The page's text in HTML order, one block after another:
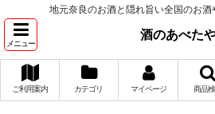
地元奈良のお酒と隠れ旨い全国のお酒
メニュー
酒のあべた
ご利用案内 カテゴリ マイページ 商品